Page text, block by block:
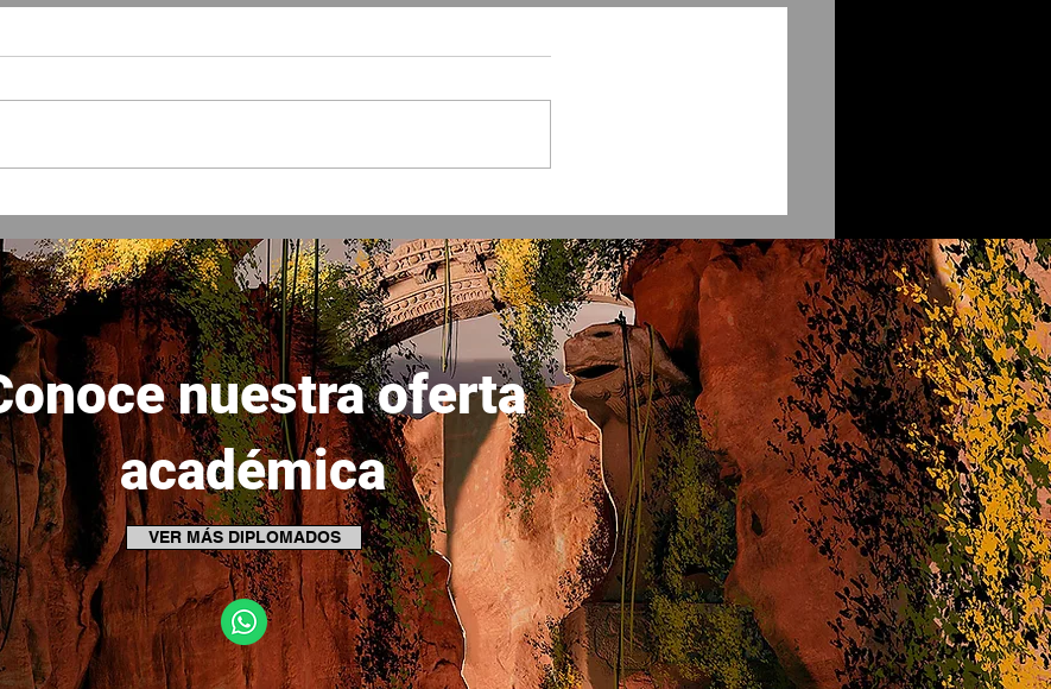
Concept Art en México
nuestra oferta
académica
VER MÁS DIPLOMADOS